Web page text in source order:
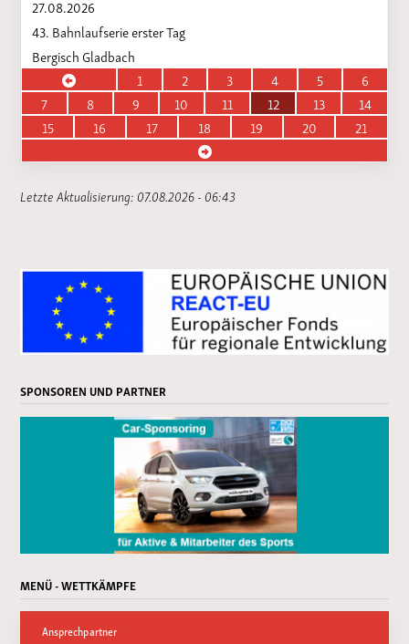
27.08.2026
43. Bahnlaufserie erster Tag
Bergisch Gladbach
1
2 3 4 5
6
7
8 9 10 11 12 13
14
15
16 17 18 19 20 21
Letzte Aktualisierung: 07.08.2026 - 06:43
SPONSOREN UND PARTNER
MENÜ - WETTKÄMPFE
Ansprechpartner